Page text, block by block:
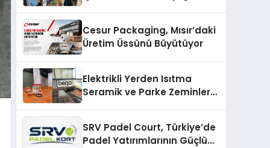
Cesur Packaging, Mısır’daki
Üretim Üssünü Büyütüyor
Elektrikli Yerden Isıtma
Seramik ve Parke Zeminler
SRV Padel Court, Türkiye’de
Padel Yatırımlarının Güçlü